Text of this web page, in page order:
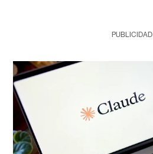
PUBLICIDAD